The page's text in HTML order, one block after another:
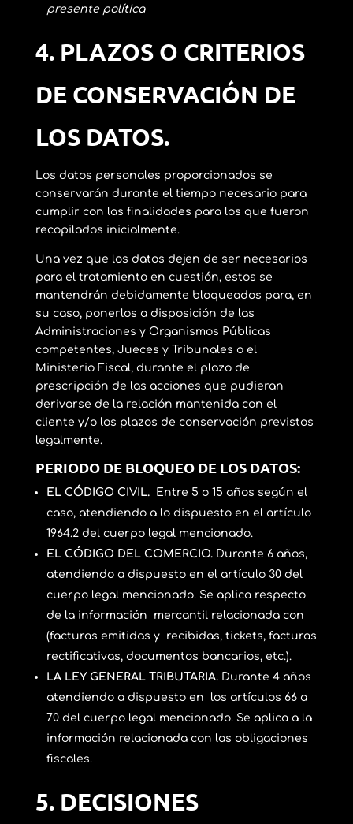
presente política
4. PLAZOS O CRITERIOS
DE CONSERVACIÓN DE
LOS DATOS.
Los datos personales proporcionados se
conservarán durante el tiempo necesario para
cumplir con las finalidades para los que fueron
recopilados inicialmente.
Una vez que los datos dejen de ser necesarios
para el tratamiento en cuestión, estos se
mantendrán debidamente bloqueados para, en
su caso, ponerlos a disposición de las
Administraciones y Organismos Públicas
competentes, Jueces y Tribunales o el
Ministerio Fiscal, durante el plazo de
prescripción de las acciones que pudieran
derivarse de la relación mantenida con el
cliente y/o los plazos de conservación previstos
legalmente.
PERIODO DE BLOQUEO DE LOS DATOS:
EL CÓDIGO CIVIL.Entre 5 o 15 años según el
caso, atendiendo a lo dispuesto en el artículo
1964.2 del cuerpo legal mencionado.
EL CÓDIGO DEL COMERCIO. Durante 6 años,
atendiendo a dispuesto en el artículo 30 del
cuerpo legal mencionado. Se aplica respecto
de la información mercantil relacionada con
(facturas emitidas y recibidas, tickets, facturas
rectificativas, documentos bancarios, etc.).
LA LEY GENERAL TRIBUTARIA.Durante 4 años
atendiendo a dispuesto en los artículos 66 a
70 del cuerpo legal mencionado. Se aplica a la
información relacionada con las obligaciones
fiscales.
5. DECISIONES